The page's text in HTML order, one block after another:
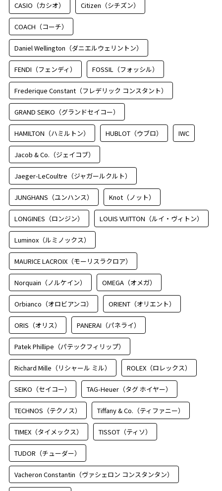
CASIO（カシオ） Citizen（シチズン）
COACH（コーチ）
Daniel Wellington（ダニエルウェリントン）
FENDI（フェンディ） FOSSIL（フォッシル）
Frederique Constant（フレデリック コンスタント）
GRAND SEIKO（グランドセイコー）
HAMILTON（ハミルトン） HUBLOT（ウブロ） IWC
Jacob & Co.（ジェイコブ）
Jaeger-LeCoultre（ジャガールクルト）
JUNGHANS（ユンハンス） Knot（ノット）
LONGINES（ロンジン） LOUIS VUITTON（ルイ・ヴィトン）
Luminox（ルミノックス）
MAURICE LACROIX（モーリスラクロア）
Norquain（ノルケイン） OMEGA（オメガ）
Orbianco（オロビアンコ） ORIENT（オリエント）
ORIS（オリス） PANERAI（パネライ）
Patek Phillipe（パテックフィリップ）
Richard Mille（リシャール ミル） ROLEX（ロレックス）
SEIKO（セイコー） TAG-Heuer（タグ ホイヤー）
TECHNOS（テクノス） Tiffany & Co.（ティファニー）
TIMEX（タイメックス） TISSOT（ティソ）
TUDOR（チューダー）
Vacheron Constantin（ヴァシェロン コンスタンタン）